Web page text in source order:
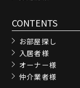
CONTENTS
お部屋探し
入居者様
オーナー様
仲介業者様